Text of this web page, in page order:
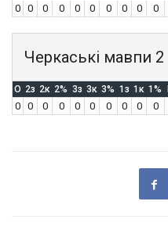
0 0 0 0 0 0 0 0 0 0
Черкаські мавпи 2
O 2з 2к 2% 3з 3к 3% 1з 1к 1%
0 0 0 0 0 0 0 0 0 0